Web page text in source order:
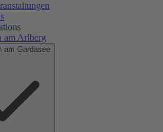
am Arlberg
am Gardasee